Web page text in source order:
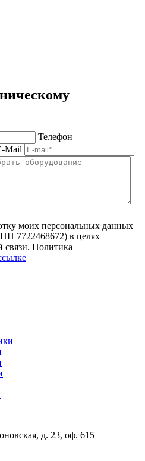
Телефон
Mail
моих персональных данных
в целях
связи. Политика
д. 23, оф. 615